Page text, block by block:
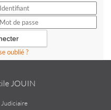
oublié ?
JOUIN